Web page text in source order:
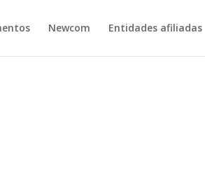
Newcom Entidades afiliadas